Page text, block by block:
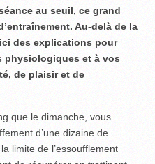
au seuil, ce grand
Au-delà de la
des explications pour
physiologiques et à vos
de plaisir et de
que le dimanche, vous
d’une dizaine de
limite de l’essoufflement